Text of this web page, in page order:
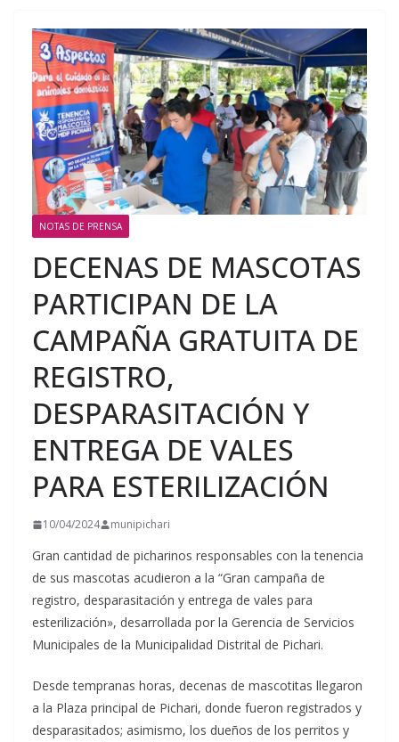
NOTAS DE PRENSA
DECENAS DE MASCOTAS
PARTICIPAN DE LA
CAMPAÑA GRATUITA DE
REGISTRO,
DESPARASITACIÓN Y
ENTREGA DE VALES
PARA ESTERILIZACIÓN
10/04/2024 munipichari
Gran cantidad de picharinos responsables con la tenencia
de sus mascotas acudieron a la “Gran campaña de
registro, desparasitación y entrega de vales para
esterilización», desarrollada por la Gerencia de Servicios
Municipales de la Municipalidad Distrital de Pichari.
Desde tempranas horas, decenas de mascotitas llegaron
a la Plaza principal de Pichari, donde fueron registrados y
desparasitados; asimismo, los dueños de los perritos y